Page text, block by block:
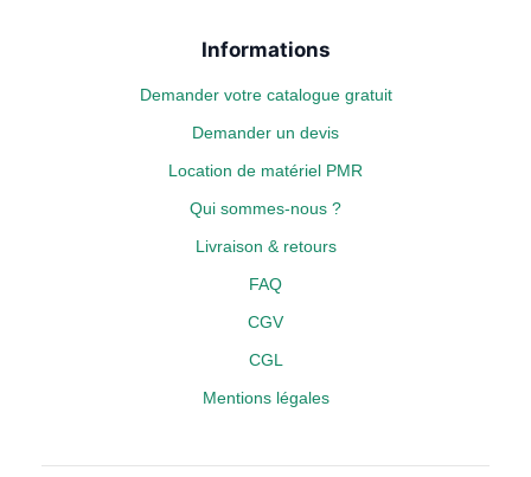
Informations
Demander votre catalogue gratuit
Demander un devis
Location de matériel PMR
Qui sommes-nous ?
Livraison & retours
FAQ
CGV
CGL
Mentions légales